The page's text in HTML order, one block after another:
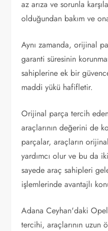
az arıza ve sorunla
olduğundan bakım ve
Aynı zamanda, orijinal
garanti süresinin
sahiplerine ek bir
maddi yükü hafifletir.
Orijinal parça tercih
araçlarının değerini de
parçalar, araçların
yardımcı olur ve bu da
sayede araç sahipleri
işlemlerinde avantajlı
Adana Ceyhan'daki
tercihi, araçlarının uzun